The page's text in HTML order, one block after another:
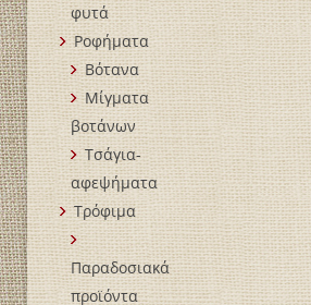
φυτά
Ροφήματα
Βότανα
Μίγματα
βοτάνων
Τσάγια-
αφεψήματα
Τρόφιμα
Παραδοσιακά
προϊόντα